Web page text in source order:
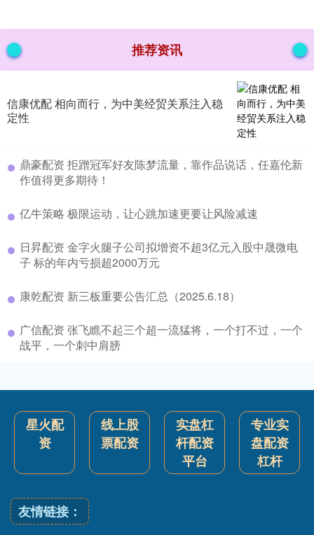
推荐资讯
信康优配 相向而行，为中美经贸关系注入稳
定性
鼎豪配资 拒蹭冠军好友陈梦流量，靠作品说话，任嘉伦新
作值得更多期待！
亿牛策略 极限运动，让心跳加速更要让风险减速
日昇配资 金字火腿子公司拟增资不超3亿元入股中晟微电
子 标的年内亏损超2000万元
康乾配资 新三板重要公告汇总（2025.6.18）
广信配资 张飞瞧不起三个超一流猛将，一个打不过，一个
战平，一个刺中肩膀
星火配
资
线上股
票配资
实盘杠
杆配资
平台
专业实
盘配资
杠杆
友情链接：